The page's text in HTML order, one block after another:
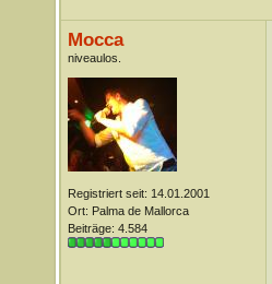
Mocca
niveaulos.
Registriert seit: 14.01.2001
Ort: Palma de Mallorca
Beiträge: 4.584